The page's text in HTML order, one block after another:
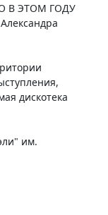
В ЭТОМ ГОДУ
дискотека
им.